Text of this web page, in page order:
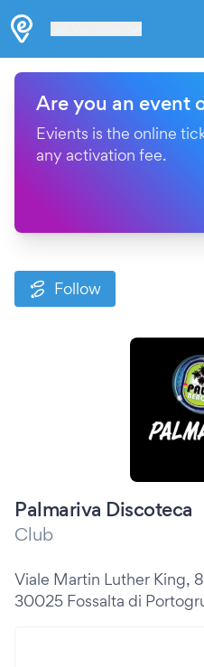
Are you an event
Evients is the online
any activation fee.
Follow
Palmariva Discoteca
Club
Viale Martin Luther King, 8
30025 Fossalta di